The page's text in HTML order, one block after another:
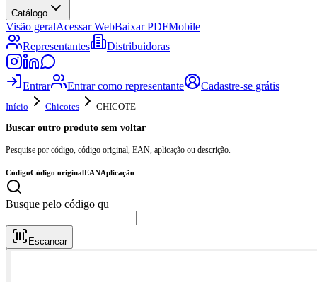
Catálogo
Visão geralAcessar WebBaixar PDFMobile
Representantes
Distribuidoras
Entrar Entrar como representante Cadastre-se grátis
Início Chicotes
CHICOTE
Buscar outro produto sem voltar
Pesquise por código, código original, EAN, aplicação ou descrição.
CódigoCódigo originalEANAplicação
Escanear